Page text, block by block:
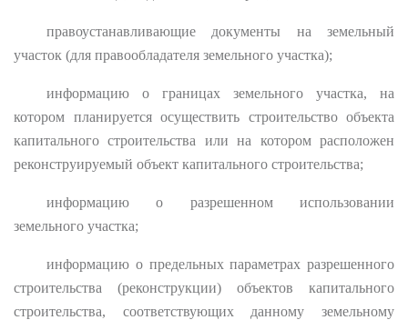
правоустанавливающие документы на земельный
участок (для правообладателя земельного участка);
информацию о границах земельного участка, на
котором планируется осуществить строительство объекта
капитального строительства или на котором расположен
реконструируемый объект капитального строительства;
информацию о разрешенном использовании
земельного участка;
информацию о предельных параметрах разрешенного
строительства (реконструкции) объектов капитального
строительства, соответствующих данному земельному